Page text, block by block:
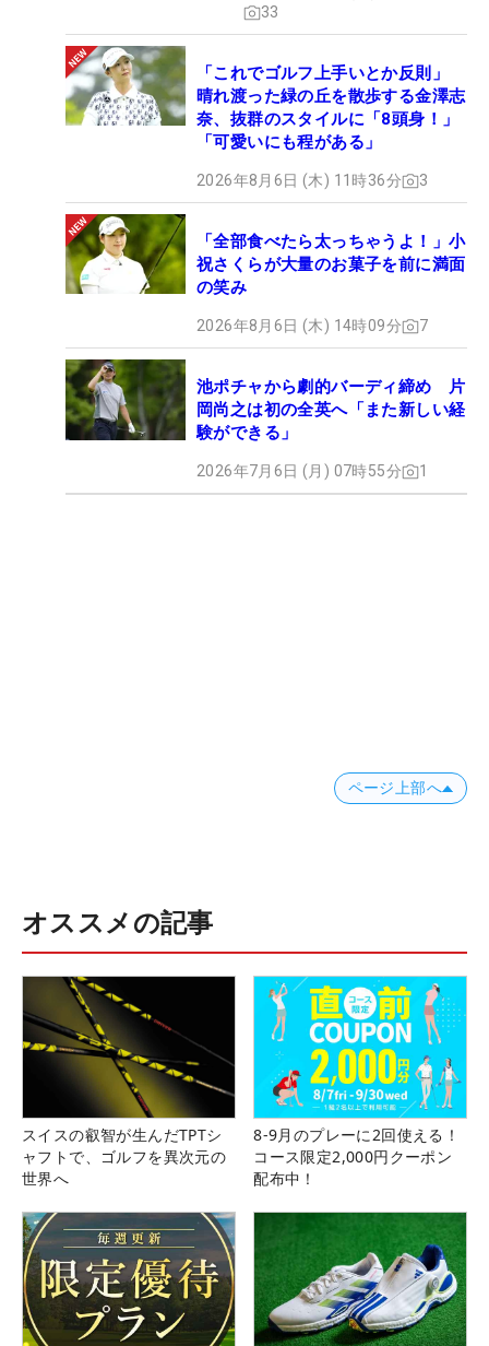
33
「これでゴルフ上手いとか反則」
晴れ渡った緑の丘を散歩する金澤志
奈、抜群のスタイルに「8頭身！」
「可愛いにも程がある」
2026年8月6日 (木) 11時36分 3
「全部食べたら太っちゃうよ！」小
祝さくらが大量のお菓子を前に満面
の笑み
2026年8月6日 (木) 14時09分 7
池ポチャから劇的バーディ締め 片
岡尚之は初の全英へ「また新しい経
験ができる」
2026年7月6日 (月) 07時55分 1
ページ上部へ
オススメの記事
スイスの叡智が生んだTPTシ
ャフトで、ゴルフを異次元の
世界へ
8-9月のプレーに2回使える！
コース限定2,000円クーポン
配布中！